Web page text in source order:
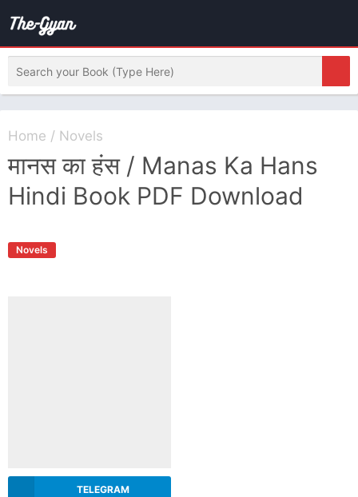
Home / Novels
मानस का हंस / Manas Ka Hans
Hindi Book PDF Download
Novels
TELEGRAM